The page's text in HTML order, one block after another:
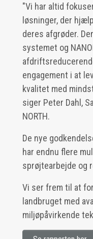
"Vi har altid
løsninger, der
deres afgrøder.
systemet og
engagement i at
kvalitet med
siger Peter Dahl,
NORTH.
De nye
har endnu flere
sprøjtearbejde og
Vi ser frem til at
landbruget med
miljøpåvirkende